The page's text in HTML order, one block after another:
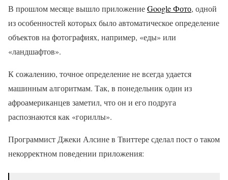
В прошлом месяце вышло приложениеGoogle Фото, одной
из особенностей которых было автоматическое определение
объектов на фотографиях, например, «еды» или
«ландшафтов».
К сожалению, точное определение не всегда удается
машинным алгоритмам. Так, в понедельник один из
афроамериканцев заметил, что он и его подруга
распознаются как «гориллы».
Программист Джеки Алсине в Твиттере сделал пост о таком
некорректном поведении приложения: